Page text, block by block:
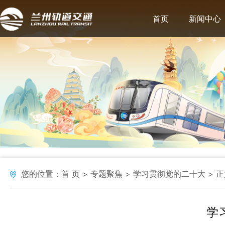
首页 新闻中心
您的位置： 首 页 专题聚焦 学习贯彻党的二十大
学